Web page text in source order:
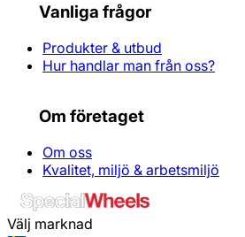
Vanliga frågor
Produkter & utbud
Hur handlar man från oss?
Om företaget
Om oss
Kvalitet, miljö & arbetsmiljö
Välj marknad